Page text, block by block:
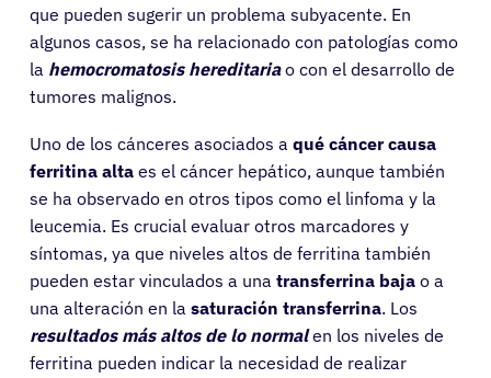
que pueden sugerir un problema subyacente. En
algunos casos, se ha relacionado con patologías como
la hemocromatosis hereditariao con el desarrollo de
tumores malignos.
Uno de los cánceres asociados a qué cáncer causa
ferritina alta es el cáncer hepático, aunque también
se ha observado en otros tipos como el linfoma y la
leucemia. Es crucial evaluar otros marcadores y
síntomas, ya que niveles altos de ferritina también
pueden estar vinculados a una transferrina baja o a
una alteración en la saturación transferrina. Los
resultados más altos de lo normalen los niveles de
ferritina pueden indicar la necesidad de realizar